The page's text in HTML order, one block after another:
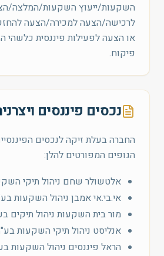
השקעות/ייעוץ השקעות/המלצה/
לרכישה/הצעה למכירה/הצעה
או הצעה לפעילות פיננסית כלשהי
פיקוח.
נכסים פיננסים
החברה בעלת זיקה לנכסים
הגופים המפורטים להלן:
אלטשולר שחם ניהול תיקי
אי.בי.אי אמבן ניהול השקעות
מור בית השקעות ניהול תיקים
אנליסט ניהול תיקי השקעות
הראל פיננסים ניהול השקעות